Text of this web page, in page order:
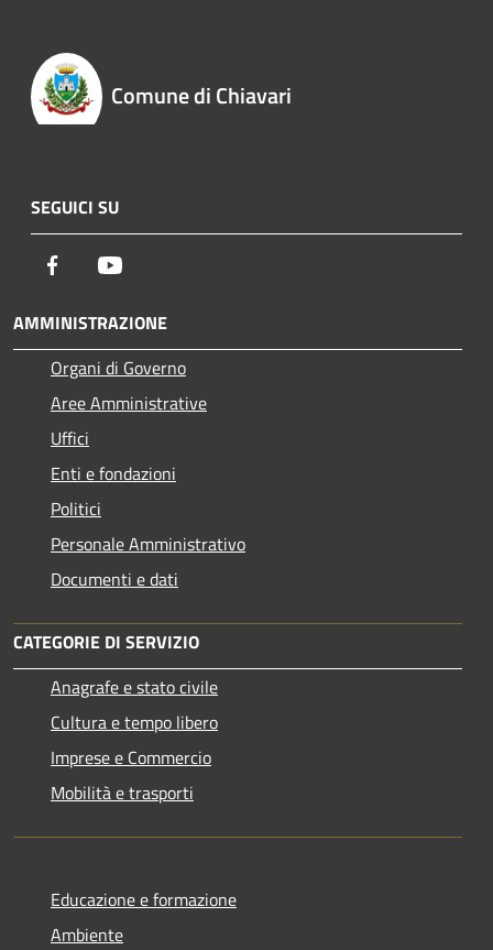
Comune di Chiavari
SEGUICI SU
Facebook
AMMINISTRAZIONE
Organi di Governo
Aree Amministrative
Uffici
Enti e fondazioni
Politici
Personale Amministrativo
Documenti e dati
CATEGORIE DI SERVIZIO
Anagrafe e stato civile
Cultura e tempo libero
Imprese e Commercio
Mobilità e trasporti
Educazione e formazione
Ambiente